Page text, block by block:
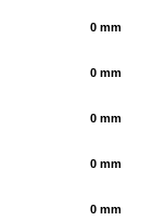
0 mm
0 mm
0 mm
0 mm
0 mm